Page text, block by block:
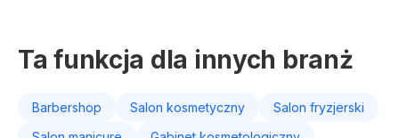
Ta funkcja dla innych branż
Barbershop Salon kosmetyczny
Salon fryzjerski